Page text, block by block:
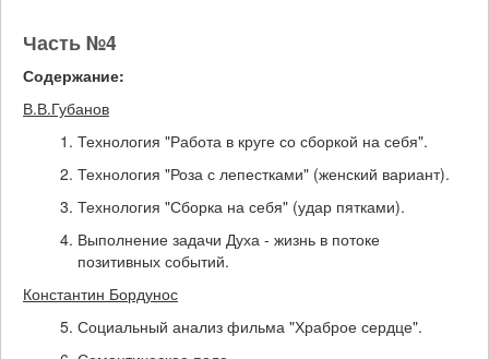
Часть №4
Содержание:
В.В.Губанов
Технология "Работа в круге со сборкой на себя".
Технология "Роза с лепестками" (женский вариант).
Технология "Сборка на себя" (удар пятками).
Выполнение задачи Духа - жизнь в потоке
позитивных событий.
Константин Бордунос
Социальный анализ фильма "Храброе сердце".